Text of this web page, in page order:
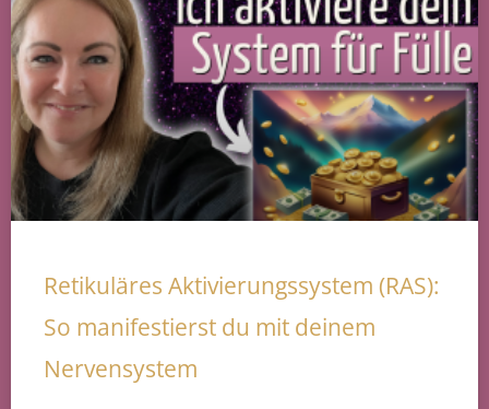
Retikuläres Aktivierungssystem (RAS):
So manifestierst du mit deinem
Nervensystem